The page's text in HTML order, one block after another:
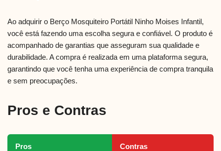
Ao adquirir o Berço Mosquiteiro Portátil Ninho Moises Infantil,
você está fazendo uma escolha segura e confiável. O produto é
acompanhado de garantias que asseguram sua qualidade e
durabilidade. A compra é realizada em uma plataforma segura,
garantindo que você tenha uma experiência de compra tranquila
e sem preocupações.
Pros e Contras
Pros Contras